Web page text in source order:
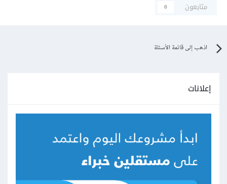
متابعون
0
اذهب إلى قائمة الأسئلة
إعلانات